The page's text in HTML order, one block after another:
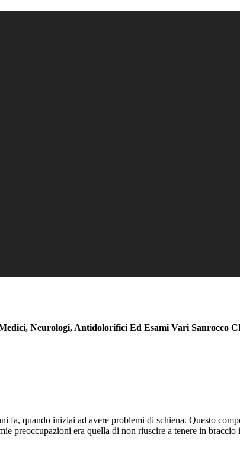
Neurologi, Antidolorifici Ed Esami Vari Sanrocco
fa, quando iniziai ad avere problemi di schiena. Questo
preoccupazioni era quella di non riuscire a tenere in